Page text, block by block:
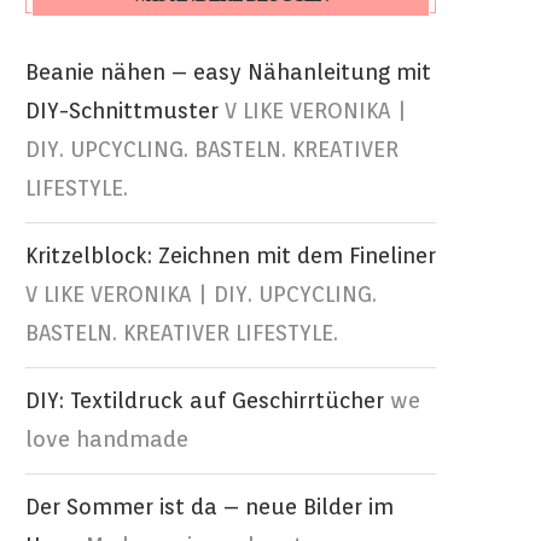
Beanie nähen – easy Nähanleitung mit
DIY-Schnittmuster V LIKE VERONIKA |
DIY. UPCYCLING. BASTELN. KREATIVER
LIFESTYLE.
Kritzelblock: Zeichnen mit dem Fineliner
V LIKE VERONIKA | DIY. UPCYCLING.
BASTELN. KREATIVER LIFESTYLE.
DIY: Textildruck auf Geschirrtücher we
love handmade
Der Sommer ist da – neue Bilder im